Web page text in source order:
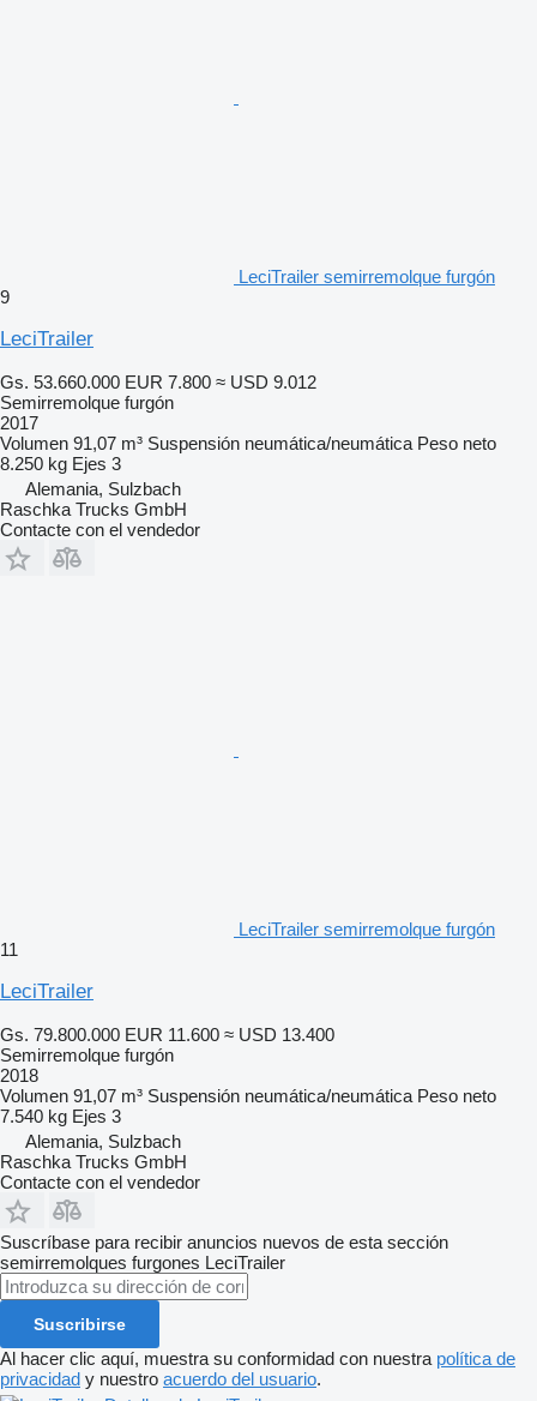
LeciTrailer semirremolque furgón
9
LeciTrailer
Gs. 53.660.000 EUR 7.800 ≈ USD 9.012
Semirremolque furgón
2017
Volumen 91,07 m³ Suspensión neumática/neumática Peso neto
8.250 kg Ejes 3
Alemania, Sulzbach
Raschka Trucks GmbH
Contacte con el vendedor
LeciTrailer semirremolque furgón
11
LeciTrailer
Gs. 79.800.000 EUR 11.600 ≈ USD 13.400
Semirremolque furgón
2018
Volumen 91,07 m³ Suspensión neumática/neumática Peso neto
7.540 kg Ejes 3
Alemania, Sulzbach
Raschka Trucks GmbH
Contacte con el vendedor
Suscríbase para recibir anuncios nuevos de esta sección
semirremolques furgones LeciTrailer
Suscribirse
Al hacer clic aquí, muestra su conformidad con nuestra política de
privacidad y nuestro acuerdo del usuario.